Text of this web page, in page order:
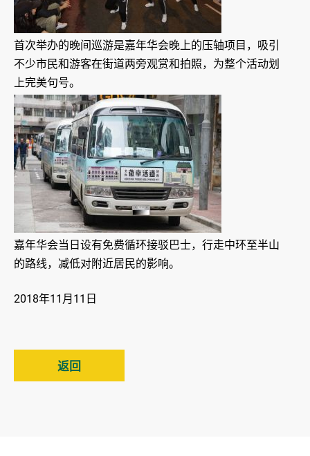
首次举办的晚间巡游是嘉年华会晚上的压轴项目，吸引
不少市民和游客在街道两旁观赏和拍照，为整个活动划
上完美句号。
嘉年华会当日设有免费循环接驳巴士，行走中环至半山
的路线，减低对附近居民的影响。
2018年11月11日
返回